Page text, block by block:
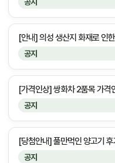
공지
[안내] 의성 생산지 화재로 인
공지
[가격인상] 쌍화차 2품목 가격
공지
[당첨안내] 풀만먹인 양고기